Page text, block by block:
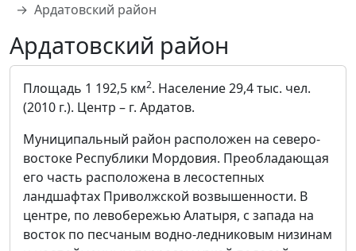
Ардатовский район
Ардатовский район
Площадь 1 192,5 км2. Население 29,4 тыс. чел.
(2010 г.). Центр – г. Ардатов.
Муниципальный район расположен на северо-
востоке Республики Мордовия. Преобладающая
его часть расположена в лесостепных
ландшафтах Приволжской возвышенности. В
центре, по левобережью Алатыря, с запада на
восток по песчаным водно-ледниковым низинам